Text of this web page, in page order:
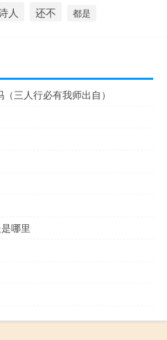
人 还不 都是
三人行必有我师出自）
哪里